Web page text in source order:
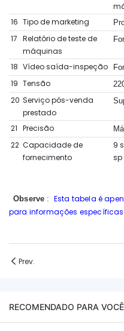
16 Tipo de marketing
17 Relatório de teste de
máquinas
18 Vídeo saída-inspeção
19 Tensão
20 Serviço pós-venda
prestado
21 Precisão
22 Capacidade de
fornecimento
9
sp
Observe : Esta tabela é
para informações específicas.
Prev.
RECOMENDADO PARA VOCÊ